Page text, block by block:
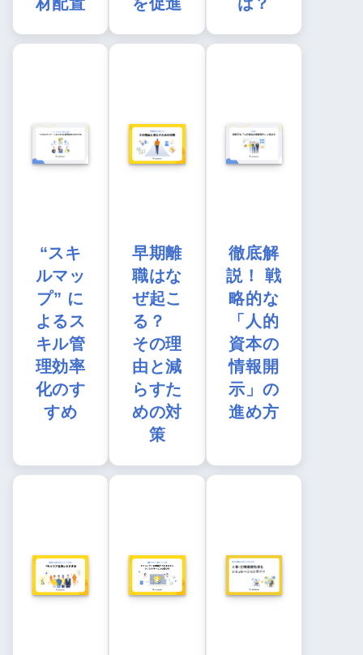
“スキ
ルマッ
プ” に
よるス
キル管
理効率
化のす
すめ
早期離
職はな
ぜ起こ
る？
その理
由と減
らすた
めの対
策
徹底解
説！ 戦
略的な
「人的
資本の
情報開
示」の
進め方